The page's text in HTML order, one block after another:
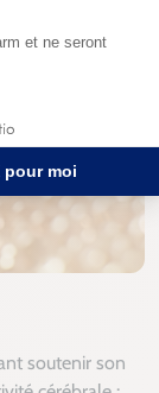
soutenir son